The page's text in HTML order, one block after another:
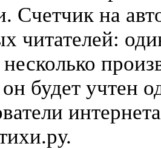
Счетчик на
читателей:
будет учтен